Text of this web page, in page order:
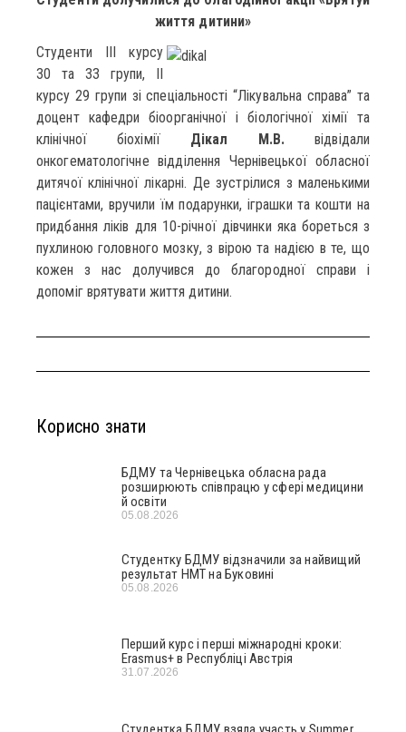
життя дитини»
Cтуденти ІІІ курсу
30 та 33 групи, ІІ
курсу 29 групи зі спеціальності “Лікувальна справа” та
доцент кафедри біоорганічної і біологічної хімії та
клінічної біохімії Дікал М.В.відвідали
онкогематологічне відділення Чернівецької обласної
дитячої клінічної лікарні. Де зустрілися з маленькими
пацієнтами, вручили їм подарунки, іграшки та кошти на
придбання ліків для 10-річної дівчинки яка бореться з
пухлиною головного мозку, з вірою та надією в те, що
кожен з нас долучився до благородної справи і
допоміг врятувати життя дитини.
Корисно знати
БДМУ та Чернівецька обласна рада
розширюють співпрацю у сфері медицини
й освіти
05.08.2026
Студентку БДМУ відзначили за найвищий
результат НМТ на Буковині
05.08.2026
Перший курс і перші міжнародні кроки:
Erasmus+ в Республіці Австрія
31.07.2026